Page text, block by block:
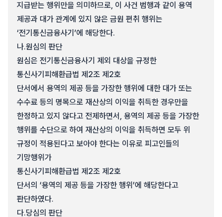
지급받는 행위만을 의미하므로, 이 사건 범행과 같이 용역
제공과 대가 관계에 있지 않은 금원 편취 행위는
‘전기통신금융사기’에 해당한다.
나.원심의 판단
원심은 전기통신금융사기 제외 대상을 규정한
통신사기피해환급법 제2조 제2호
단서에서 용역의 제공 등을 가장한 행위에 대한 대가 또는
수수료 등의 명목으로 재산상의 이익을 취득한 경우만을
한정하고 있지 않다고 전제하면서, 용역의 제공 등을 가장한
행위를 수단으로 하여 재산상의 이익을 취득하면 모두 위
규정이 적용된다고 보아야 한다는 이유로 피고인들의
기망행위가
통신사기피해환급법 제2조 제2호
단서의 ‘용역의 제공 등을 가장한 행위’에 해당한다고
판단하였다.
다.당심의 판단